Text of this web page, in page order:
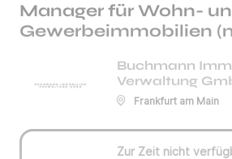
Manager für Wohn-
Gewerbeimmobilien
Buchmann
Verwaltung
Frankfurt am Main
Zur Zeit nicht